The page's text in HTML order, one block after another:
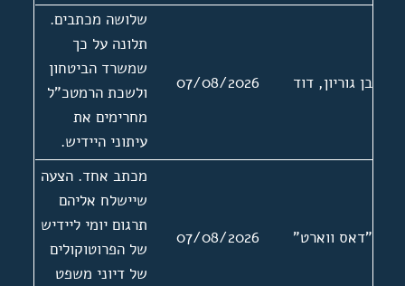
מצורפות שתי
ביקורות שנכתבו
על ספריו של
עלבערג. המכתב
השני ללא תאריך
בן גוריון, דוד 07/08/2026
שלושה מכתבים.
תלונה על כך
שמשרד הביטחון
ולשכת הרמטכ"ל
מחרימים את
עיתוני היידיש.
תגובה של צאנין
להתכתבות של בן
גוריון עם אליהו
סעדון בדרישה
לפטר את צאנין
"דאס ווארט" 07/08/2026
מכתב אחד. הצעה
שיישלח אליהם
תרגום יומי ליידיש
של הפרוטוקולים
של דיוני משפט